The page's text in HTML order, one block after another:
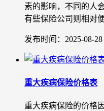
素的影响，不同的人
有些保险公司则相对
发布时间：2025-08-28
重大疾病保险价格表
重大疾病保险的价格